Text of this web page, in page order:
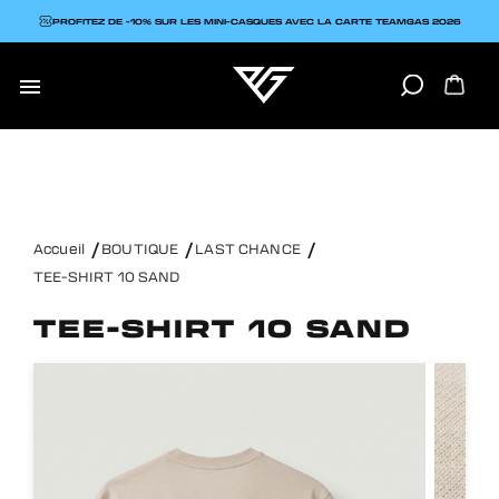

PROFITEZ DE -10% SUR LES MINI-CASQUES AVEC LA CARTE TEAMGAS 2026
Accueil BOUTIQUE
LAST CHANCE
TEE-SHIRT 10 SAND
TEE-SHIRT 10 SAND